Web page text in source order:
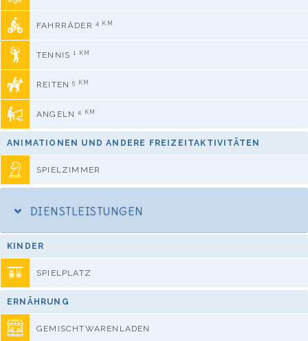
FAHRRÄDER 4 KM
TENNIS 1 KM
REITEN5 KM
ANGELN4 KM
ANIMATIONEN UND ANDERE FREIZEITAKTIVITÄTEN
SPIELZIMMER
DIENSTLEISTUNGEN
KINDER
SPIELPLATZ
ERNÄHRUNG
GEMISCHTWARENLADEN